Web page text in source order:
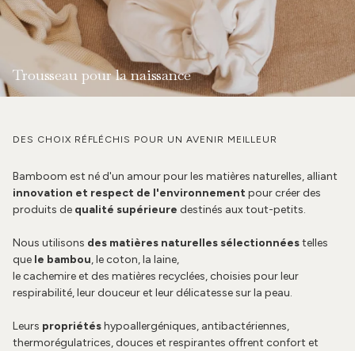
Trousseau pour la naissance
DES CHOIX RÉFLÉCHIS POUR UN AVENIR MEILLEUR
Bamboom est né d'un amour pour les matières naturelles, alliant
innovation et respect de l'environnement pour créer des
produits de qualité supérieure destinés aux tout-petits.
Nous utilisons des matières naturelles sélectionnéestelles
que le bambou, le coton, la laine,
le cachemire et des matières recyclées, choisies pour leur
respirabilité, leur douceur et leur délicatesse sur la peau.
Leurs propriétéshypoallergéniques, antibactériennes,
thermorégulatrices, douces et respirantes offrent confort et